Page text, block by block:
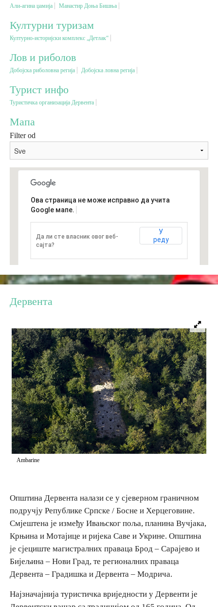
Авантура
Еко туризам
Културни туризам
Гастрономија
Лов и риболов
Сеоски туризам
Дестинације
Мапа дестинација
Манифестације
Смјештај
Мултимедија
Фото
Видео
E-Brochure
Откриј Српску
Али-агина џамија Манастир Доња Бишња
Културни туризам
Културно-историјски комплекс „Детлак“
Лов и риболов
Добојска риболовна регија Добојска ловна регија
Турист инфо
Туристичка организација Дервента
Мапа
Filter od
Ова страница не може исправно да учита
Google мапе.
Да ли сте власник овог веб-
сајта?
У
реду
Дервента
Ambarine
Општина Дервента налази се у сјеверном граничном
подручју Републике Српске / Босне и Херцеговине.
Смјештена је између Ивањског поља, планина Вучјака,
Крњина и Мотајице и ријека Саве и Укрине. Општина
је сјециште магистралних праваца Брод – Сарајево и
Бијељина – Нови Град, те регионалних праваца
Дервента – Градишка и Дервента – Модрича.
Најзначајнија туристичка вриједности у Дервенти је